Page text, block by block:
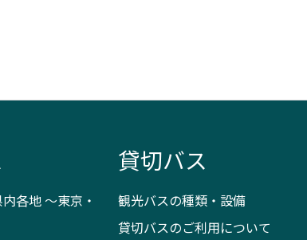
各地 ～東京・
貸切バス
観光バスの種類・設備
貸切バスのご利用について